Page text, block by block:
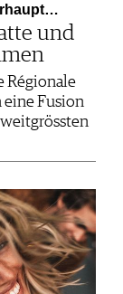
und
Régionale
eine Fusion